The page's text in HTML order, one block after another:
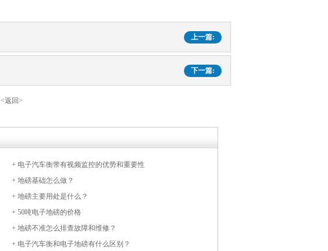
上一篇:
下一篇:
<返回>
+ 电子汽车衡带有视频监控的优势和重要性
+ 地磅基础怎么做？
+ 地磅主要用处是什么？
+ 50吨电子地磅的价格
+ 地磅不准怎么排查故障和维修？
+ 电子汽车衡和电子地磅有什么区别？